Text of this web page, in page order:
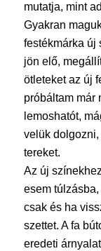
mutatja, mint
Gyakran
festékmárka új
jön elő,
ötleteket az új
próbáltam már
lemoshatót,
velük
tereket.
Az új
esem
csak és ha
szettet. A fa
eredeti